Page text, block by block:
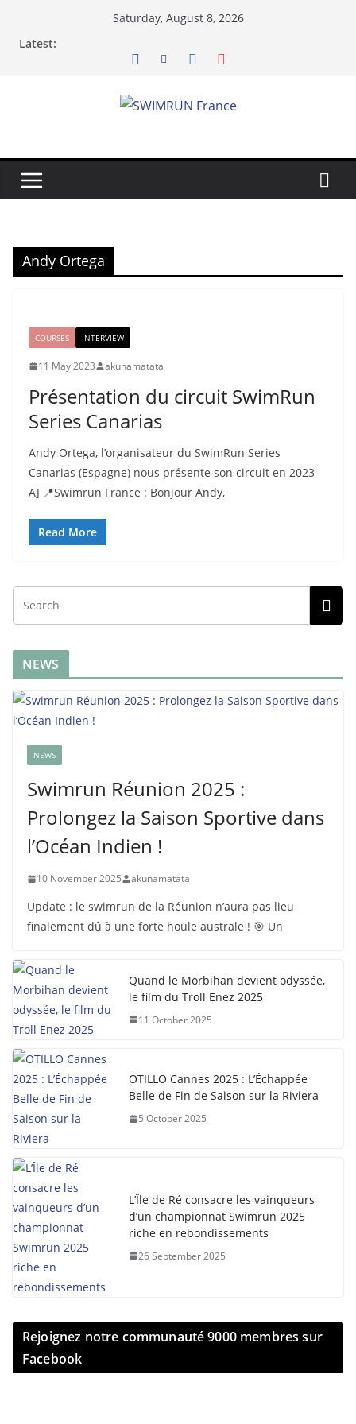
Saturday, August 8, 2026
Latest:
Andy Ortega
COURSES INTERVIEW
11 May 2023 akunamatata
Présentation du circuit SwimRun
Series Canarias
Andy Ortega, l’organisateur du SwimRun Series
Canarias (Espagne) nous présente son circuit en 2023
A] 📍Swimrun France : Bonjour Andy,
Read More
NEWS
NEWS
Swimrun Réunion 2025 :
Prolongez la Saison Sportive dans
l’Océan Indien !
10 November 2025 akunamatata
Update : le swimrun de la Réunion n’aura pas lieu
finalement dû à une forte houle australe ! 🎯 Un
Quand le Morbihan devient odyssée,
le film du Troll Enez 2025
11 October 2025
ÖTILLÖ Cannes 2025 : L’Échappée
Belle de Fin de Saison sur la Riviera
5 October 2025
L’Île de Ré consacre les vainqueurs
d’un championnat Swimrun 2025
riche en rebondissements
26 September 2025
Rejoignez notre communauté 9000 membres sur
Facebook